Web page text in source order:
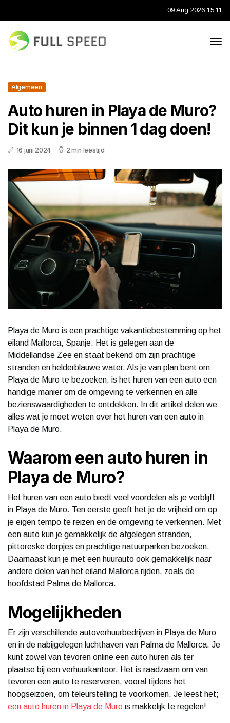
09 Aug 2026 15:11
Algemeen
Auto huren in Playa de Muro?
Dit kun je binnen 1 dag doen!
16 juni 2024 2 min leestijd
Playa de Muro is een prachtige vakantiebestemming op het
eiland Mallorca, Spanje. Het is gelegen aan de
Middellandse Zee en staat bekend om zijn prachtige
stranden en helderblauwe water. Als je van plan bent om
Playa de Muro te bezoeken, is het huren van een auto een
handige manier om de omgeving te verkennen en alle
bezienswaardigheden te ontdekken. In dit artikel delen we
alles wat je moet weten over het huren van een auto in
Playa de Muro.
Waarom een auto huren in
Playa de Muro?
Het huren van een auto biedt veel voordelen als je verblijft
in Playa de Muro. Ten eerste geeft het je de vrijheid om op
je eigen tempo te reizen en de omgeving te verkennen. Met
een auto kun je gemakkelijk de afgelegen stranden,
pittoreske dorpjes en prachtige natuurparken bezoeken.
Daarnaast kun je met een huurauto ook gemakkelijk naar
andere delen van het eiland Mallorca rijden, zoals de
hoofdstad Palma de Mallorca.
Mogelijkheden
Er zijn verschillende autoverhuurbedrijven in Playa de Muro
en in de nabijgelegen luchthaven van Palma de Mallorca. Je
kunt zowel van tevoren online een auto huren als ter
plaatse bij een verhuurkantoor. Het is raadzaam om van
tevoren een auto te reserveren, vooral tijdens het
hoogseizoen, om teleurstelling te voorkomen. Je leest het;
een auto huren in Playa de Muro is makkelijk te regelen!